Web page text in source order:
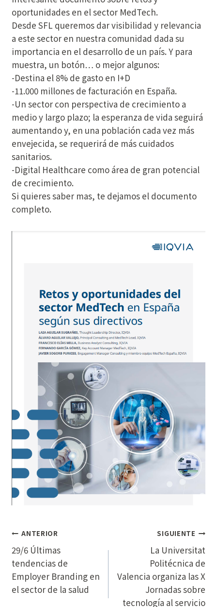
oportunidades en el sector MedTech.
Desde SFL queremos dar visibilidad y relevancia
a este sector en nuestra comunidad dada su
importancia en el desarrollo de un país. Y para
muestra, un botón… o mejor algunos:
-Destina el 8% de gasto en I+D
-11.000 millones de facturación en España.
-Un sector con perspectiva de crecimiento a
medio y largo plazo; la esperanza de vida seguirá
aumentando y, en una población cada vez más
envejecida, se requerirá de más cuidados
sanitarios.
-Digital Healthcare como área de gran potencial
de crecimiento.
Si quieres saber mas, te dejamos el documento
completo.
NAVEGACIÓN
DE
ENTRADAS
ANTERIOR
29/6 Últimas
tendencias de
Employer Branding en
el sector de la salud​
SIGUIENTE
La Universitat
Politécnica de
Valencia organiza las X
Jornadas sobre
tecnología al servicio